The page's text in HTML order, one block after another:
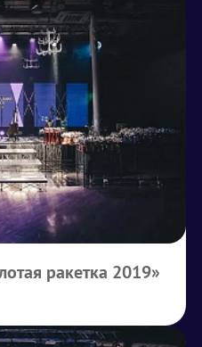
ракетка 2019»